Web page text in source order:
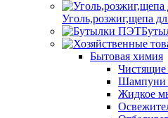
Уголь,розжиг,щепа
Бытовая химия
Чистящие
Шампуни
Жидкое